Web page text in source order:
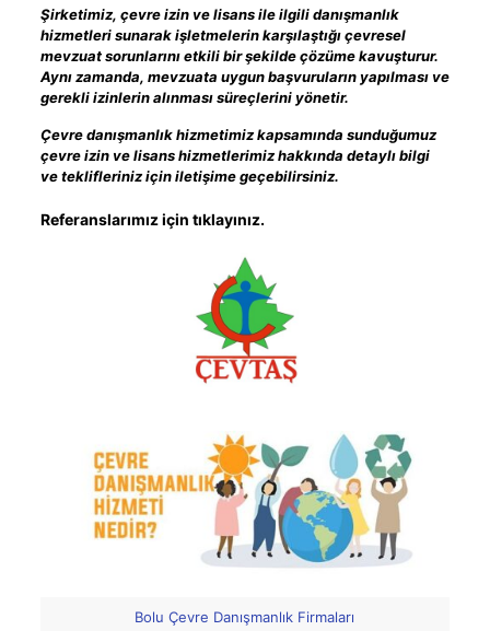
Şirketimiz, çevre izin ve lisans ile ilgili danışmanlık
hizmetleri sunarak işletmelerin karşılaştığı çevresel
mevzuat sorunlarını etkili bir şekilde çözüme kavuşturur.
Aynı zamanda, mevzuata uygun başvuruların yapılması ve
gerekli izinlerin alınması süreçlerini yönetir.
Çevre danışmanlık hizmetimiz kapsamında sunduğumuz
çevre izin ve lisans hizmetlerimiz hakkında detaylı bilgi
ve teklifleriniz için iletişime geçebilirsiniz.
Referanslarımız için tıklayınız.
Bolu Çevre Danışmanlık Firmaları